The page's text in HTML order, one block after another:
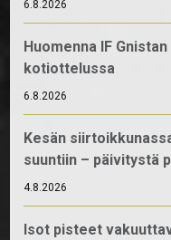
6.8.2026
Huomenna IF
kotiottelussa
6.8.2026
Kesän
suuntiin – päivitystä
4.8.2026
Isot pisteet